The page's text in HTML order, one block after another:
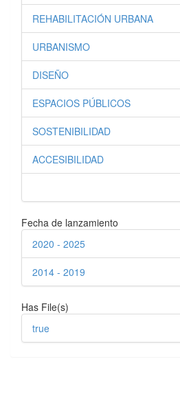
REHABILITACIÓN URBANA
URBANISMO
DISEÑO
ESPACIOS PÚBLICOS
SOSTENIBILIDAD
ACCESIBILIDAD
Fecha de lanzamiento
2020 - 2025
2014 - 2019
Has File(s)
true